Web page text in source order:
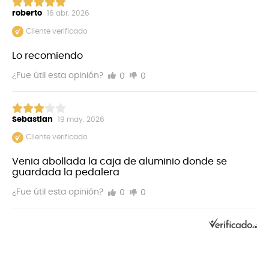
Dimensiones (L x An) 241 x 122 mm / 9 1/2 x 4 13/16
roberto 16 abr. 2026
Cliente verificado
Lo recomiendo
¿Fue útil esta opinión? 0 0
Sebastian 19 may. 2026
Cliente verificado
Venia abollada la caja de aluminio donde se
guardada la pedalera
¿Fue útil esta opinión? 0 0